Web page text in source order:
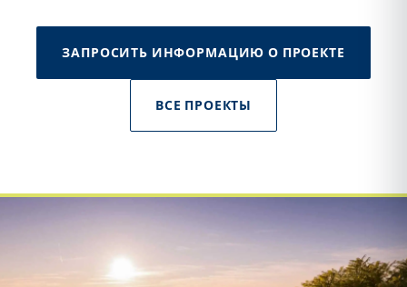
ЗАПРОСИТЬ ИНФОРМАЦИЮ О ПРОЕКТЕ
ВСЕ ПРОЕКТЫ